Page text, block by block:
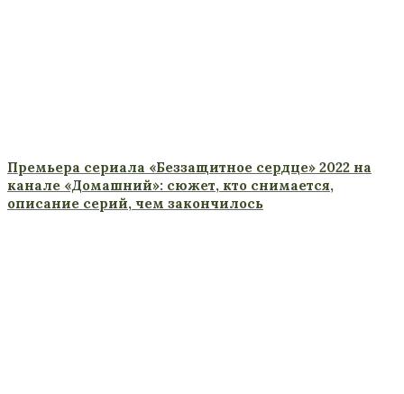
Премьера сериала «Беззащитное сердце» 2022 на
канале «Домашний»: сюжет, кто снимается,
описание серий, чем закончилось